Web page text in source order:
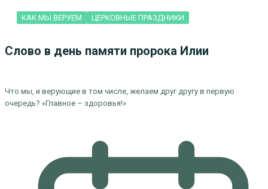
КАК МЫ ВЕРУЕМ ЦЕРКОВНЫЕ ПРАЗДНИКИ
Слово в день памяти пророка Илии
Что мы, и верующие в том числе, желаем друг другу в первую
очередь? «Главное – здоровья!»